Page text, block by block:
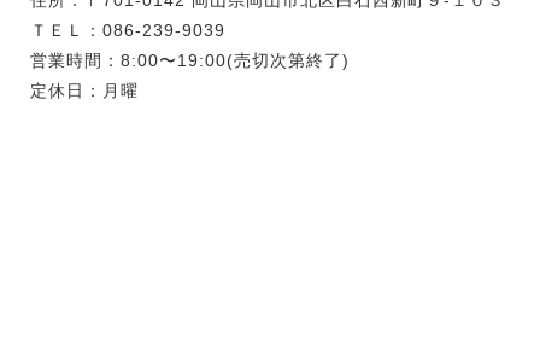
ＴＥＬ：086-239-9039
営業時間：8:00〜19:00(売切次第終了)
定休日：月曜